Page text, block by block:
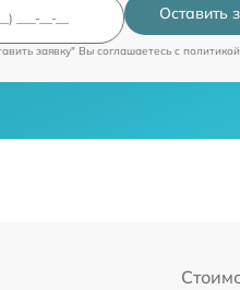
Оставить
заявку" Вы соглашаетесь c